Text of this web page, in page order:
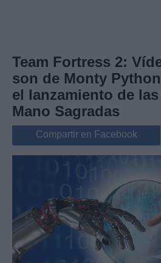
Viajes
Team Fortress 2:
son de Monty
el lanzamiento de
Mano Sagradas
Compartir en Facebook